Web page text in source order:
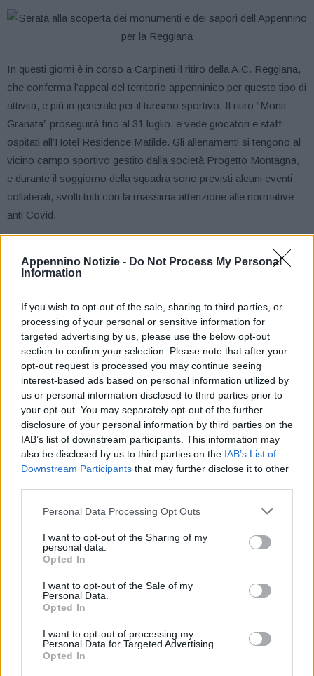
Appennino Notizie - Do Not Process My Personal
Information
If you wish to opt-out of the sale, sharing to third parties, or
processing of your personal or sensitive information for
targeted advertising by us, please use the below opt-out
section to confirm your selection. Please note that after your
opt-out request is processed you may continue seeing
interest-based ads based on personal information utilized by
us or personal information disclosed to third parties prior to
your opt-out. You may separately opt-out of the further
disclosure of your personal information by third parties on the
IAB’s list of downstream participants. This information may
also be disclosed by us to third parties on the IAB’s List of
Downstream Participants that may further disclose it to other
Personal Data Processing Opt Outs
I want to opt-out of the Sharing of my
personal data.
Opted In
I want to opt-out of the Sale of my
Personal Data.
Opted In
I want to opt-out of processing my
Personal Data for Targeted Advertising.
Opted In
In questi giorni è in corso a Carpineti il ritiro della A.C. Reggiana,
che conferma l’appeal del territorio appenninico per questo tipo di
attività, e più in generale per il turismo sportivo. Il ritiro “Monti
Granata” proseguirà fino al 31 luglio, e vede giocatori e staff
ospitati all’Hotel Residence Matilde. Gli allenamenti si tengono al
vicino campo sportivo gestito dalla società Progetto Montagna,
e durante il soggiorno della squadra sono previsti alcuni eventi
collaterali, svolti tutti con la massima attenzione alle normative
anti Covid.
giocatori e staff hanno partecipato a una cena di benvenuto
Sindaco e Presidente dell’Unione dei Comuni dell’Appennino,
Tiziano Borghi, di Emanuela Zannoni referente per i ritiri sportivi
in Appennino, del Presidente della Reggiana Carmelo Salerno.
L’Associazione Il Melograno ha partecipato all’iniziativa
accompagnando i giocatori alla scoperta del Castello delle
Carpinete, uno dei principali monumenti matildici e luogo
identitario del territorio, prima di gustare alcuni piatti tipici al
ristorante, che da pochi mesi ha una nuova gestione, e che
hanno deliziato tutti i presenti.
quest’anno il ritiro della Reggiana, non solo per l’entusiasmo che
porta tra gli appassionati, ma anche perché i ritiri sportivi sono
eventi che valorizzano tutto il territorio dell’Appennino, le sue
aspetti ambientali, culturali, artistici, enogastronomici come ha
dimostrato la serata di ieri. In più diffondiamo non solo la
passione per il calcio, ma anche i valori trasmessi dallo sport,
specialmente ai tanti ragazzi che lo praticano: sacrificio, spirito di